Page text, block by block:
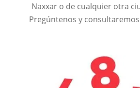
Naxxar o de cualquier otra
Pregúntenos y